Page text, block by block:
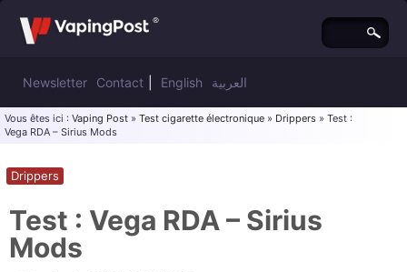
Newsletter Contact English العربية
Vous êtes ici : Vaping Post » Test cigarette électronique » Drippers » Test :
Vega RDA – Sirius Mods
Test : Vega RDA – Sirius
Mods
Drippers